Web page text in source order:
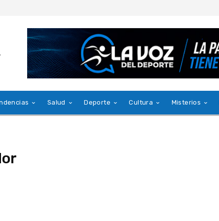
Salud Deporte Cultura Misterios